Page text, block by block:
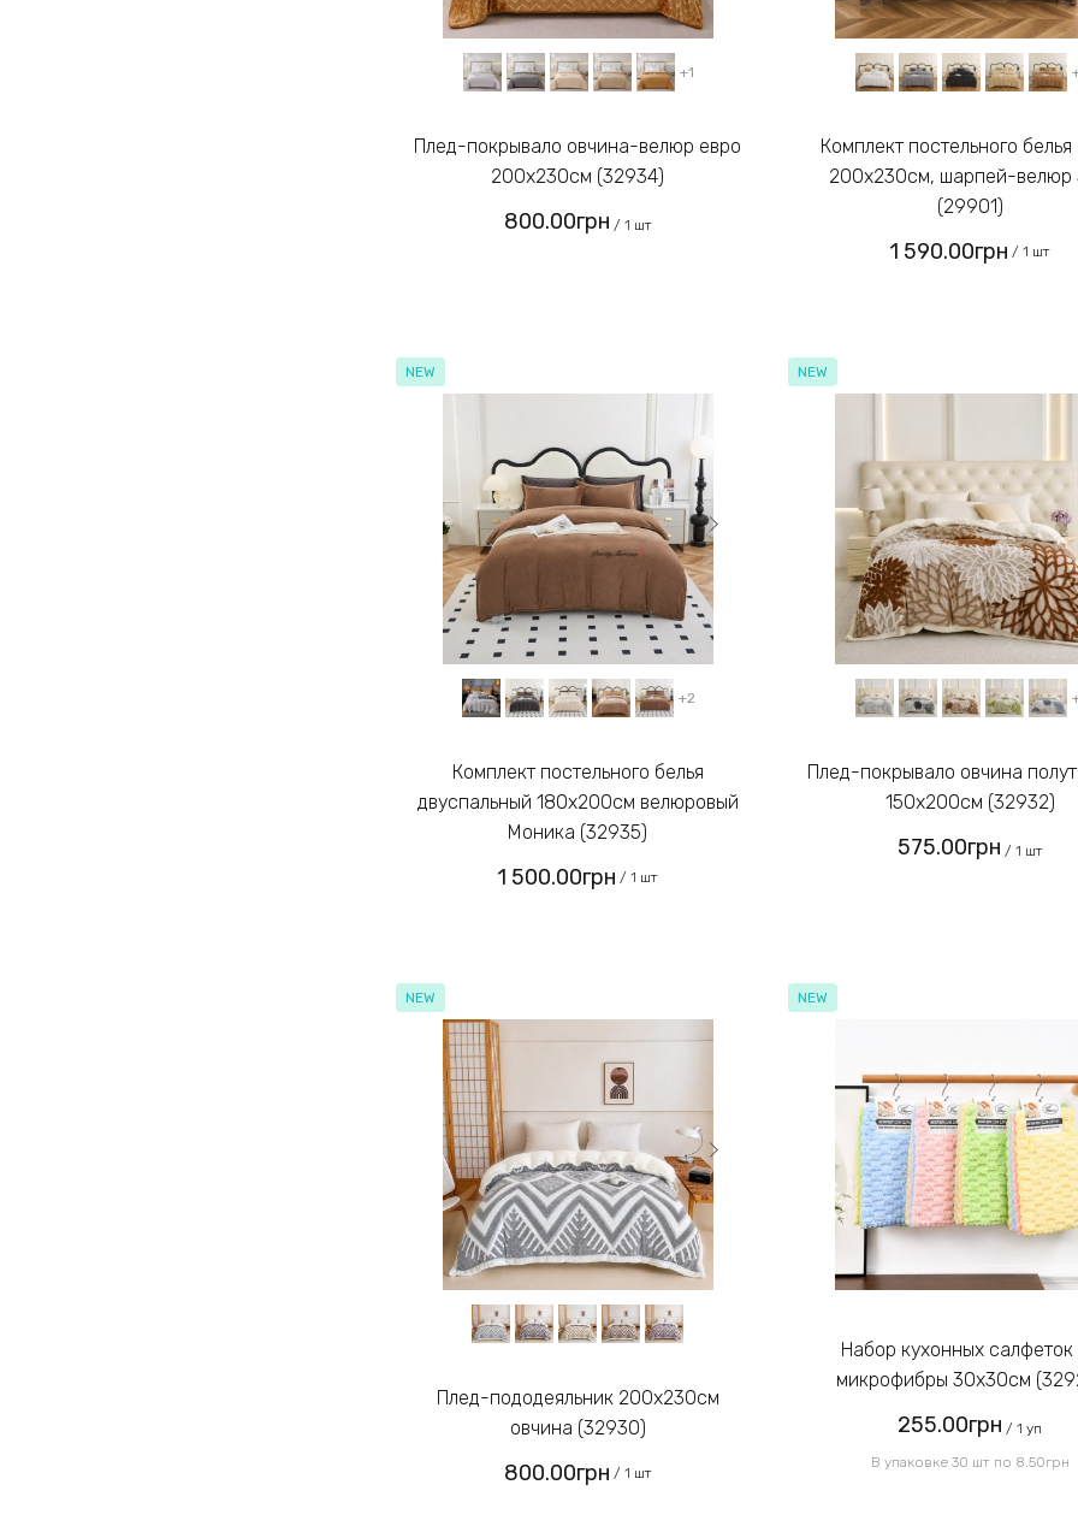
+1
Плед-покрывало овчина-велюр евро
200х230см (32934)
800.00грн / 1 шт
Комплект постельного белья евро
200х230см, шарпей-велюр
(29901)
1 590.00грн / 1 шт
NEW
+2
Комплект постельного белья
двуспальный 180х200см велюровый
Моника (32935)
1 500.00грн / 1 шт
NEW
Плед-покрывало овчина полуторный
150х200см (32932)
575.00грн / 1 шт
NEW
Плед-пододеяльник 200х230см
овчина (32930)
800.00грн / 1 шт
NEW
Набор кухонных салфеток из
микрофибры 30х30см
255.00грн / 1 уп
В упаковке 30 шт по 8.50грн